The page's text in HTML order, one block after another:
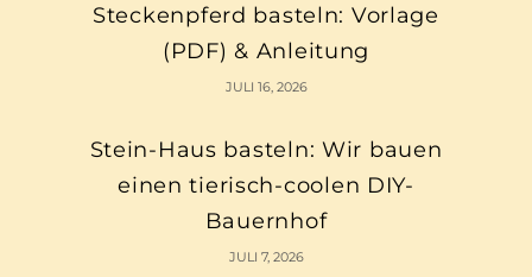
Steckenpferd basteln: Vorlage
(PDF) & Anleitung
JULI 16, 2026
Stein-Haus basteln: Wir bauen
einen tierisch-coolen DIY-
Bauernhof
JULI 7, 2026